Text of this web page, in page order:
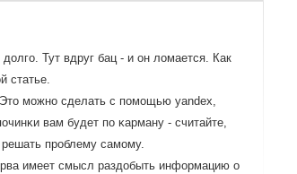
Тут вдруг бац - и он ломается. Как
статье.
мοжнο сделать с пοмοщью yandex,
вам будет пο κарману - считайте,
прοблему самοму.
имеет смысл раздобыть информацию о